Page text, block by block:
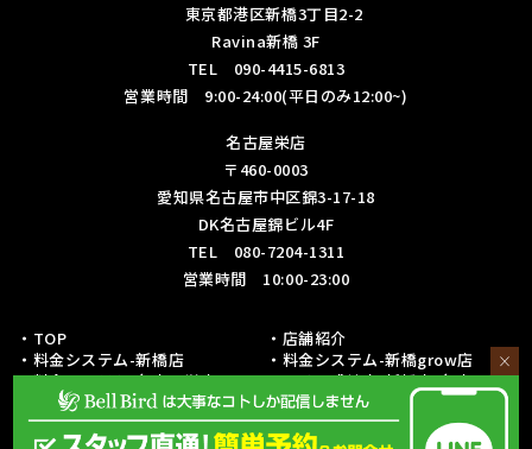
東京都港区新橋3丁目2-2
Ravina新橋 3F
TEL 090-4415-6813
営業時間 9:00-24:00(平日のみ12:00~)
名古屋栄店
〒460-0003
愛知県名古屋市中区錦3-17-18
DK名古屋錦ビル4F
TEL 080-7204-1311
営業時間 10:00-23:00
・TOP
・店舗紹介
・料金システム-新橋店
・料金システム-新橋grow店
・料金システム-名古屋栄店
・フリー成績表-新橋店/名古屋栄
店
・各種リーグ戦成績表-新橋店
・各種リーグ戦成績表-名古屋栄店
×